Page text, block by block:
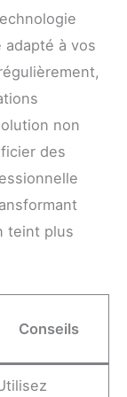
adapté à vos
non
des
teint plus
Conseils